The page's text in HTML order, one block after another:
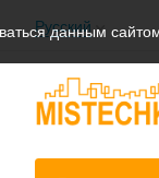
данным
Русский
Українська
Русский